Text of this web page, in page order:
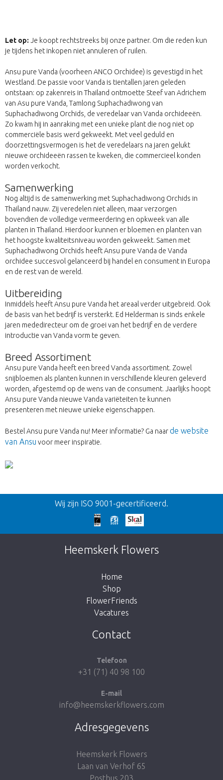
Let op: Je koopt rechtstreeks bij onze partner. Om die reden kun
je tijdens het inkopen niet annuleren of ruilen.
Ansu pure Vanda (voorheen ANCO Orchidee) is gevestigd in het
Westland. De passie voor Vanda is tientallen jaren geleden
ontstaan: op zakenreis in Thailand ontmoette Steef van Adrichem
van Asu pure Vanda, Tamlong Suphachadiwong van
Suphachadiwong Orchids, de veredelaar van Vanda orchideeën.
Zo kwam hij in aanraking met een unieke plant die nog niet op
commerciële basis werd gekweekt. Met veel geduld en
doorzettingsvermogen is het de veredelaars na jaren gelukt
nieuwe orchideeën rassen te kweken, die commercieel konden
worden verkocht.
Samenwerking
Nog altijd is de samenwerking met Suphachadiwong Orchids in
Thailand nauw. Zij veredelen niet alleen, maar verzorgen
bovendien de volledige vermeerdering en opkweek van alle
planten in Thailand. Hierdoor kunnen er bloemen en planten van
het hoogste kwaliteitsniveau worden gekweekt. Samen met
Suphachadiwong Orchids heeft Ansu pure Vanda de Vanda
orchidee succesvol gelanceerd bij handel en consument in Europa
en de rest van de wereld.
Uitbereiding
Inmiddels heeft Ansu pure Vanda het areaal verder uitgebreid. Ook
de basis van het bedrijf is versterkt. Ed Helderman is sinds enkele
jaren mededirecteur om de groei van het bedrijf en de verdere
introductie van Vanda vorm te geven.
Breed Assortiment
Ansu pure Vanda heeft een breed Vanda assortiment. Zowel
snijbloemen als planten kunnen in verschillende kleuren geleverd
worden, afgestemd op de wens van de consument. Jaarlijks hoopt
Ansu pure Vanda nieuwe Vanda variëteiten te kunnen
presenteren met nieuwe unieke eigenschappen.
Bestel Ansu pure Vanda nu! Meer informatie? Ga naarde website
van Ansu voor meer inspiratie.
Terug
Te laat!
Dit artikel is helaas uitverkocht. Klik op de
knop hieronder om terug te gaan naar de
Breng me naar de shop
Wij zijn ISO 9001-gecertificeerd.
Heemskerk Flowers
Home
Shop
FlowerFriends
Vacatures
Contact
Telefoon
+31 (71) 40 98 100
E-mail
info@heemskerkflowers.com
Adresgegevens
Heemskerk Flowers
Laan van Verhof 65
Postbus 203